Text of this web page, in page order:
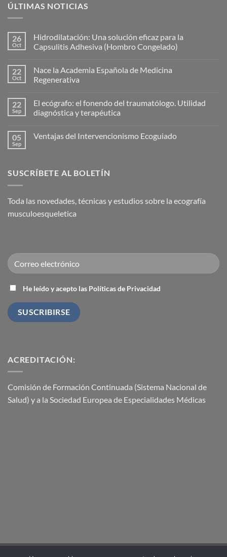
ÚLTIMAS NOTICIAS
26
Oct
Hidrodilatación: Una solución eficaz para la
Capsulitis Adhesiva (Hombro Congelado)
comentarios
en
Hidrodilatación:
eficaz
para
la
(Hombro
Congelado)
22
Oct
Nace la Academia Española de Medicina
Regenerativa
comentarios
en
Nace
Española
22
Sep
El ecógrafo: el fonendo del traumatólogo. Utilidad
diagnóstica y terapéutica
comentarios
fonendo
del
y
05
Sep
Ventajas del Intervencionismo Ecoguiado
Ventajas
SUSCRÍBETE AL BOLETÍN
Toda las novedades, técnicas y estudios sobre la ecografía
musculoesqueletica
He leído y acepto las Políticas de Privacidad
ACREDITACIÓN:
Comisión de Formación Continuada (Sistema Nacional de
Salud) y a la Sociedad Europea de Especialidades Médicas